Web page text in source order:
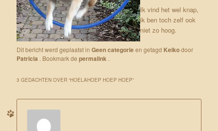
Ik vind het wel knap,
ik ben toch zelf ook
niet zo hoog.
Dit bericht werd geplaatst inGeen categorieen getagd Keikodoor
Patricia . Bookmark depermalink .
3 GEDACHTEN OVER “HOELAHOEP HOEP HOEP”